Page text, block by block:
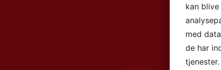
kan
med
de har